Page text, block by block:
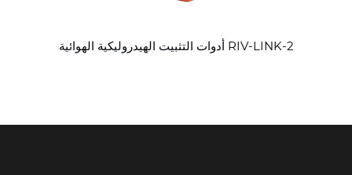
أدوات التثبيت الهيدروليكية الهوائية RIV-LINK-2